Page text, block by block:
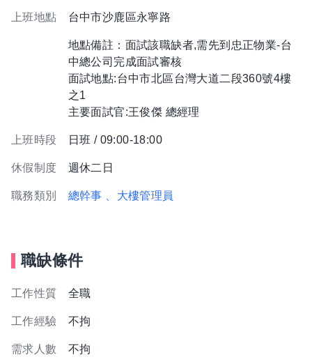
上班地點 台中市沙鹿區永寧路
地點備註：面試該職缺者,需先到忠正物業-台
中總公司完成面試審核
面試地點:台中市北區台灣大道二段360號4樓
之1
主要面試官:王俊傑 總經理
上班時段 日班 / 09:00-18:00
休假制度 週休二日
職務類別 總幹事 、大樓管理員
職缺條件
工作性質 全職
工作經驗 不拘
需求人數 不拘